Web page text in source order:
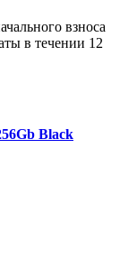
взноса
в течении 12
Black